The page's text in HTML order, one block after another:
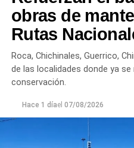
Chichinales rondan los 10
plantas continúan
permanente.
Los equipos técnicos de
un seguimiento constante
con las condiciones que
obras de
Rutas
Roca, Chichinales, Guerrico,
de las localidades donde ya
conservación.
Hace 1 díael 07/08/2026